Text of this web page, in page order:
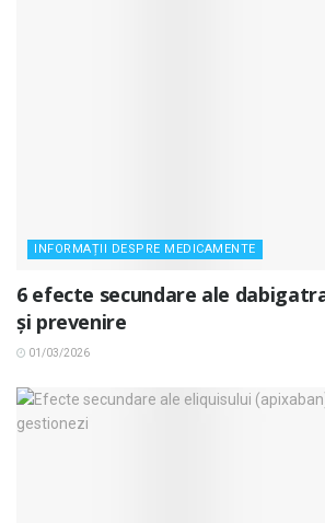
INFORMAȚII DESPRE MEDICAMENTE
6 efecte secundare ale
și prevenire
01/03/2026